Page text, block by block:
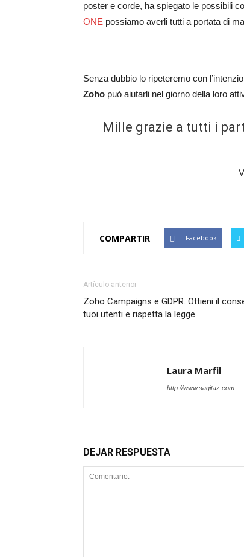
poster e corde, ha spiegato le possibili
ONE possiamo averli tutti a portata di
Senza dubbio lo ripeteremo con
Zoho può aiutarli nel giorno della loro
Mille grazie a tutti i
COMPARTIR Facebook
Artículo anterior
Zoho Campaigns e GDPR. Ottieni il
tuoi utenti e rispetta la legge
Laura Marfil
http://www.sagitaz.com
DEJAR RESPUESTA